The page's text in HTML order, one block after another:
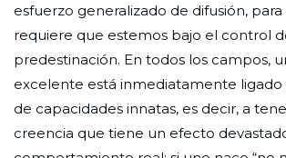
esfuerzo generalizado de difusión, para
requiere que estemos bajo el control
predestinación. En todos los campos,
excelente está inmediatamente ligado
de capacidades innatas, es decir, a
creencia que tiene un efecto